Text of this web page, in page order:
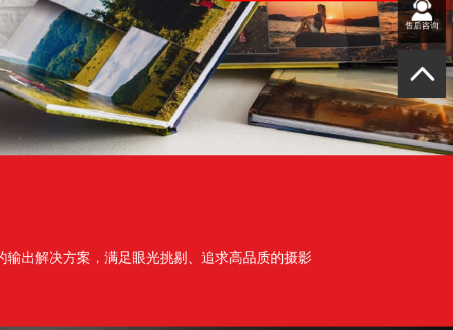
西某综合性医院输出解决方案
能携手荣威医疗助力医用胶片
海国民健康小康助手机器人
内某三甲医院
某物业管理公司高效打印与成本控制
建筑装饰行业定制化设计生产
银行网点大堂自助打印
城市商业银行管理文印输出
某电力勘测设计院高速环保印刷
国内某物流快递企业
出解决方案，满足眼光挑剔、追求高品质的摄影
售后咨询